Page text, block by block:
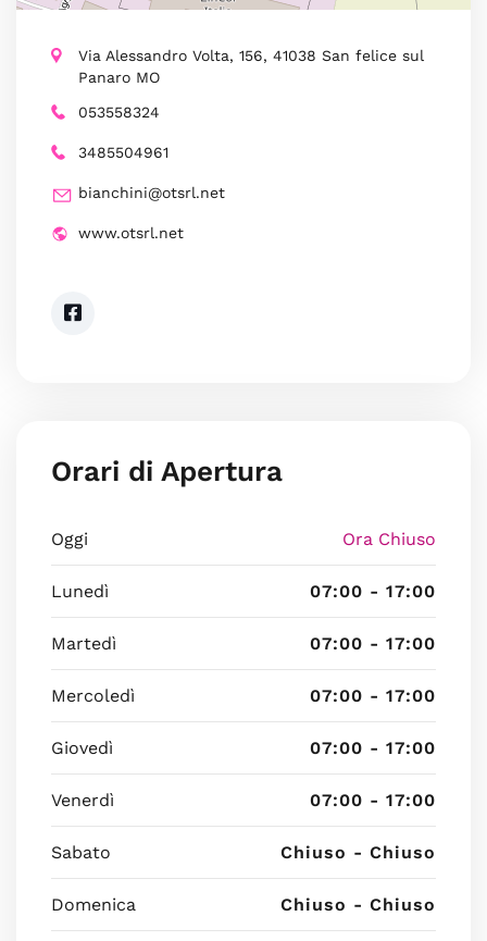
Via Alessandro Volta, 156, 41038 San felice sul
Panaro MO
053558324
3485504961
bianchini@otsrl.net
www.otsrl.net
Orari di Apertura
Oggi Ora Chiuso
Lunedì 07:00 - 17:00
Martedì 07:00 - 17:00
Mercoledì 07:00 - 17:00
Giovedì 07:00 - 17:00
Venerdì 07:00 - 17:00
Sabato Chiuso - Chiuso
Domenica Chiuso - Chiuso